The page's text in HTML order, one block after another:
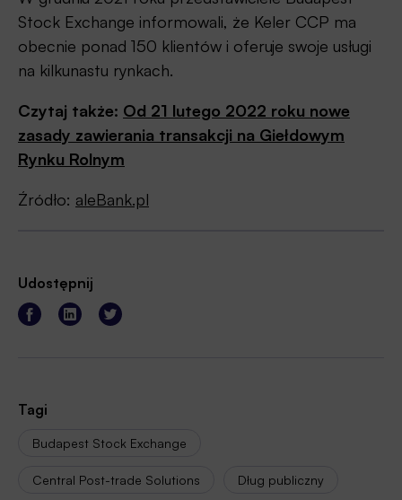
Stock Exchange informowali, że Keler CCP ma
obecnie ponad 150 klientów i oferuje swoje usługi
na kilkunastu rynkach.
Czytaj także: Od 21 lutego 2022 roku nowe
zasady zawierania transakcji na Giełdowym
Rynku Rolnym
Źródło: aleBank.pl
Udostępnij
Tagi
Budapest Stock Exchange
Central Post-trade Solutions Dług publiczny